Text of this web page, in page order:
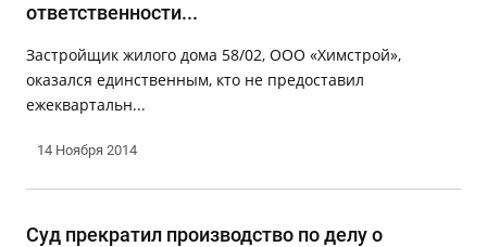
ответственности...
Застройщик жилого дома 58/02, ООО «Химстрой»,
оказался единственным, кто не предоставил
ежеквартальн...
14 Ноября 2014
Суд прекратил производство по делу о